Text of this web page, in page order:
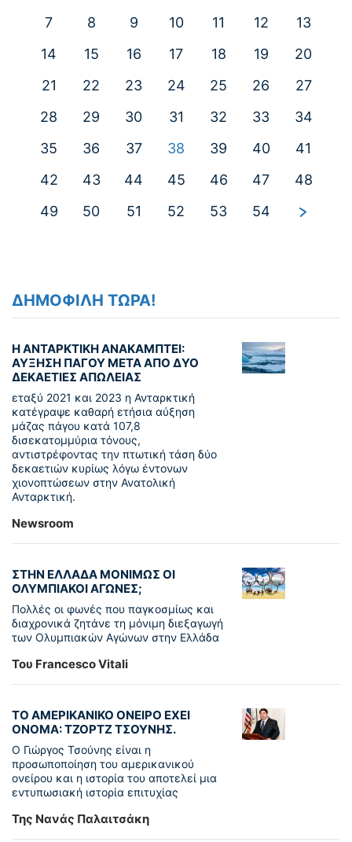
7
8 9 10 11 12
13
14
15 16 17 18 19
20
21
22 23 24 25 26
27
28
29 30 31 32 33
34
35
36 37 38 39 40
41
42
43 44 45 46 47
48
49
50 51 52 53 54
ΔΗΜΟΦΙΛΗ ΤΩΡΑ!
Η ΑΝΤΑΡΚΤΙΚΗ ΑΝΑΚΑΜΠΤΕΙ:
ΑΥΞΗΣΗ ΠΑΓΟΥ ΜΕΤΑ ΑΠΟ ΔΥΟ
ΔΕΚΑΕΤΙΕΣ ΑΠΩΛΕΙΑΣ
εταξύ 2021 και 2023 η Ανταρκτική
κατέγραψε καθαρή ετήσια αύξηση
μάζας πάγου κατά 107,8
δισεκατομμύρια τόνους,
αντιστρέφοντας την πτωτική τάση δύο
δεκαετιών κυρίως λόγω έντονων
χιονοπτώσεων στην Ανατολική
Ανταρκτική.
Newsroom
ΣΤΗΝ ΕΛΛΑΔΑ ΜΟΝΙΜΩΣ ΟΙ
ΟΛΥΜΠΙΑΚΟΙ ΑΓΩΝΕΣ;
Πολλές οι φωνές που παγκοσμίως και
διαχρονικά ζητάνε τη μόνιμη διεξαγωγή
των Ολυμπιακών Αγώνων στην Ελλάδα
Του Francesco Vitali
ΤΟ ΑΜΕΡΙΚΑΝΙΚΟ ΟΝΕΙΡΟ ΕΧΕΙ
ΟΝΟΜΑ: ΤΖΟΡΤΖ ΤΣΟΥΝΗΣ.
Ο Γιώργος Τσούνης είναι η
προσωποποίηση του αμερικανικού
ονείρου και η ιστορία του αποτελεί μια
εντυπωσιακή ιστορία επιτυχίας
Της Νανάς Παλαιτσάκη